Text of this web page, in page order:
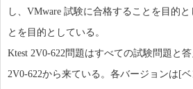
し、VMware 試験に合格することを目的
とを目的としている。
Ktest 2V0-622問題はすべての試験問題と
2V0-622から来ている。各バージョンは[